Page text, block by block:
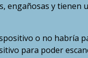
engañosas y tienen
o no habría
para poder